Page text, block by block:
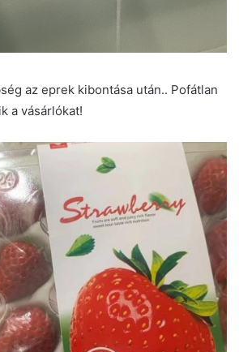
az eprek kibontása után.. Pofátlan
a vásárlókat!